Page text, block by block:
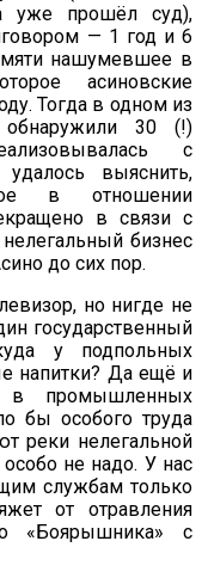
уже прошёл суд),
— 1 год и 6
нашумевшее в
асиновские
Тогда в одном из
30 (!)
с
выяснить,
в отношении
в связи с
бизнес
до сих пор.
но нигде не
государственный
у подпольных
напитки? Да ещё и
в промышленных
бы особого труда
реки нелегальной
не надо. У нас
службам только
от отравления
«Боярышника» с